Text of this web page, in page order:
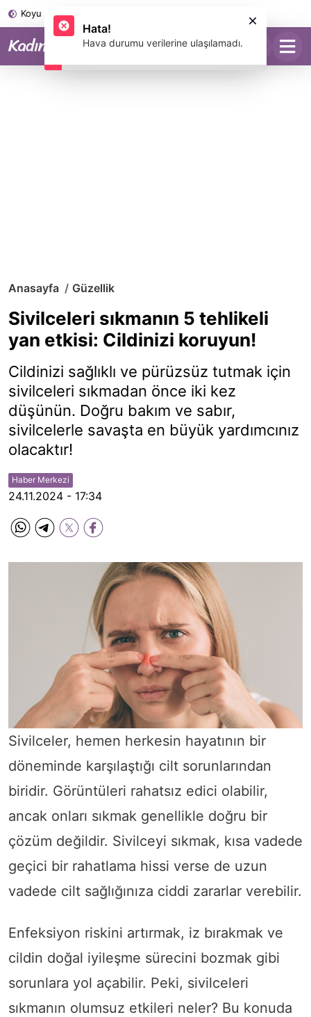
Koyu Mod
Anasayfa Güzellik
Sivilceleri sıkmanın 5 tehlikeli
yan etkisi: Cildinizi koruyun!
Cildinizi sağlıklı ve pürüzsüz tutmak için
sivilceleri sıkmadan önce iki kez
düşünün. Doğru bakım ve sabır,
sivilcelerle savaşta en büyük yardımcınız
olacaktır!
Haber Merkezi
24.11.2024 - 17:34
Sivilceler, hemen herkesin hayatının bir
döneminde karşılaştığı cilt sorunlarından
biridir. Görüntüleri rahatsız edici olabilir,
ancak onları sıkmak genellikle doğru bir
çözüm değildir. Sivilceyi sıkmak, kısa vadede
geçici bir rahatlama hissi verse de uzun
vadede cilt sağlığınıza ciddi zararlar verebilir.
Enfeksiyon riskini artırmak, iz bırakmak ve
cildin doğal iyileşme sürecini bozmak gibi
sorunlara yol açabilir. Peki, sivilceleri
sıkmanın olumsuz etkileri neler? Bu konuda